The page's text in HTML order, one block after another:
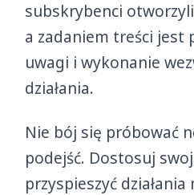
subskrybenci
a zadaniem treści jest
uwagi i wykonanie
działania.
Nie bój się próbować
podejść. Dostosuj
przyspieszyć